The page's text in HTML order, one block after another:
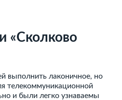
«Сколково
выполнить лаконичное, но
телекоммуникационной
и были легко узнаваемы